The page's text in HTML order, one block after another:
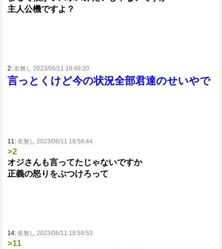
主人公機ですよ？
2: 名無し 2023/06/11 18:48:20
言っとくけど今の状況全部君達のせいやで
11: 名無し 2023/06/11 18:58:44
>2
オジさんも言ってたじゃないですか
正義の怒りをぶつけろって
14: 名無し 2023/06/11 18:59:53
>11